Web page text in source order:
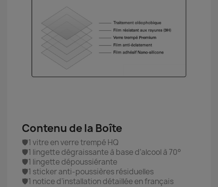
Contenu de la Boîte
🛡️1 vitre en verre trempé HQ
🛡️1 lingette dégraissante à base d’alcool à 70°
🛡️1 lingette dépoussiérante
🛡️1 sticker anti-poussières résiduelles
🛡️1 notice d’installation détaillée en français